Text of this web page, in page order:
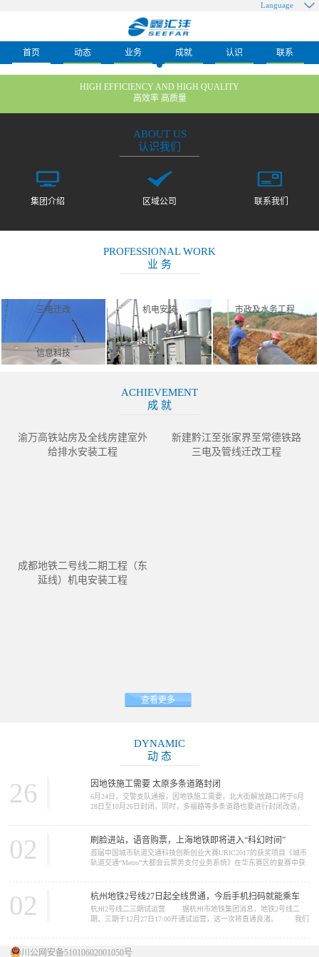
Language
首页 动态 业务 成就 认识 联系
HIGH EFFICIENCY AND HIGH QUALITY
高效率 高质量
ABOUT US
认识我们
集团介绍 区域公司 联系我们
PROFESSIONAL WORK
业 务
三电迁改 机电安装 市政及水务工程
信息科技
ACHIEVEMENT
成 就
渝万高铁站房及全线房建室外
给排水安装工程
新建黔江至张家界至常德铁路
三电及管线迁改工程
成都地铁二号线二期工程（东
延线）机电安装工程
查看更多
DYNAMIC
动 态
因地铁施工需要 太原多条道路封闭
26
6月24日，交警支队通报，因地铁施工需要，北大街解放路口将于6月
28日至10月26日封闭。同时，多福路等多条道路也要进行封闭改造，
口将于6月28日至10月26日封闭施工。施工期间，路口禁止一切车辆通
行，车辆可绕行胜利街、五一路、北肖墙。 多福路（规划摄乐街
—柴化路）将于6月26日至11月30日进行改造施工，施工期间，施工路
段禁止一切车...
刷脸进站，语音购票，上海地铁即将进入“科幻时间”
02
首届中国城市轨道交通科技创新创业大赛URIC2017的获奖项目《城市
轨道交通“Metro”大都会云票务支付业务系统》在华东赛区的复赛中获
的好成绩。这个项目的完成单位是上海申通地铁集团。 我们今天
要报道的新闻，正与这个项目中的“Metro大都会...
杭州地铁2号线27日起全线贯通，今后手机扫码就能乘车
02
杭州2号线二三期试运营 据杭州市地铁集团消息，地铁2号线二
期、三期于12月27日17:00开通试运营，这一次将直通良渚。 我们
川公网安备51010602001050号